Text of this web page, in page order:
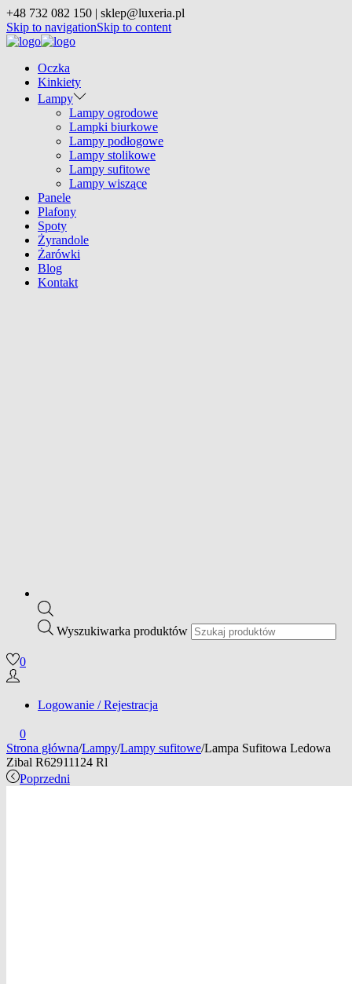
+48 732 082 150 | sklep@luxeria.pl
Skip to navigationSkip to content
Oczka
Kinkiety
Lampy
Lampy ogrodowe
Lampki biurkowe
Lampy podłogowe
Lampy stolikowe
Lampy sufitowe
Lampy wiszące
Panele
Plafony
Spoty
Żyrandole
Żarówki
Blog
Kontakt
Wyszukiwarka produktów
0
Logowanie / Rejestracja
0
Strona główna/Lampy/Lampy sufitowe/Lampa Sufitowa Ledowa
Zibal R62911124 Rl
Poprzedni